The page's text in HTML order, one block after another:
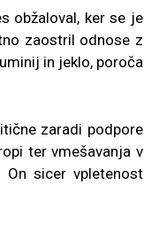
obžaloval, ker se je
zaostril odnose z
in jeklo, poroča
zaradi podpore
ter vmešavanja v
sicer vpletenost